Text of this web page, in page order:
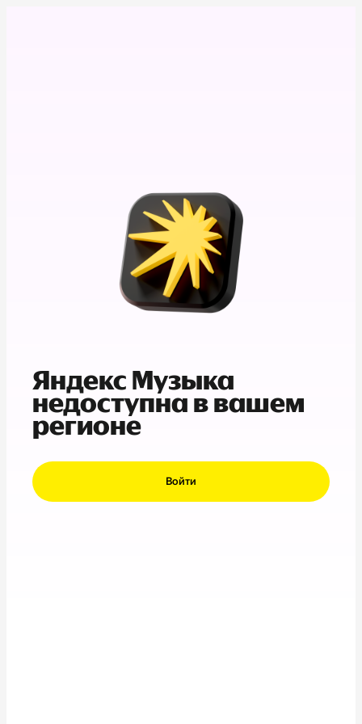
Яндекс Музыка
недоступна в вашем
регионе
Войти